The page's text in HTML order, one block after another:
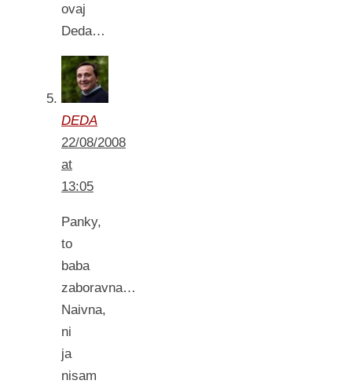
ovaj
Deda…
DEDA
22/08/2008
at
13:05
Panky,
to
baba
zaboravna…
Naivna,
ni
ja
nisam